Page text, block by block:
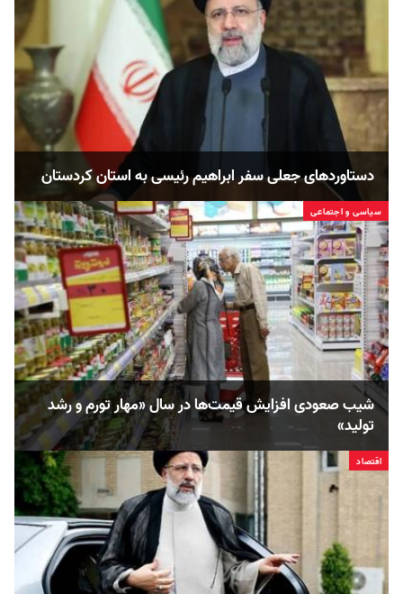
دستاوردهای جعلی سفر ابراهیم رئیسی به استان کردستان
سیاسی و اجتماعی
شیب صعودی افزایش قیمت‌ها در سال «مهار تورم و رشد
تولید»
اقتصاد